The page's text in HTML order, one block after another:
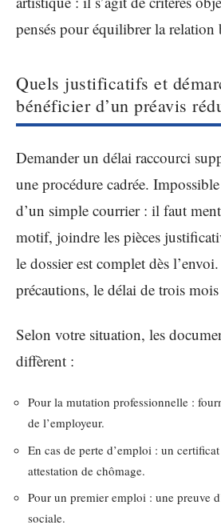
pensés pour équilibrer la relation
Quels justificatifs et
bénéficier d’un préavis
Demander un délai raccourci
une procédure cadrée.
d’un simple courrier : il faut
motif, joindre les pièces
le dossier est complet dès l’envoi.
précautions, le délai de trois
Selon votre situation, les
diffèrent :
Pour la mutation professionnelle :
de l’employeur.
En cas de perte d’emploi : un
attestation de chômage.
Pour un premier emploi : une preuve
sociale.